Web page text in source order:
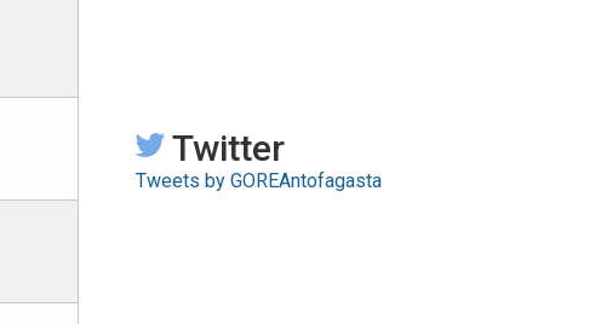
Twitter
Tweets by GOREAntofagasta